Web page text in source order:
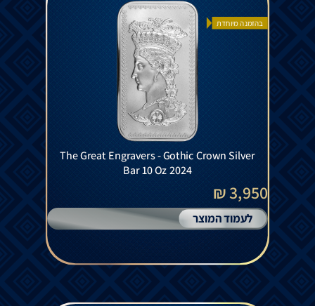
בהזמנה מיוחדת
The Great Engravers - Gothic Crown Silver
Bar 10 Oz 2024
3,950 ₪
לעמוד המוצר